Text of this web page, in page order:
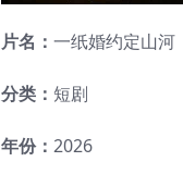
片名： 一纸婚约定山河
分类： 短剧
年份： 2026